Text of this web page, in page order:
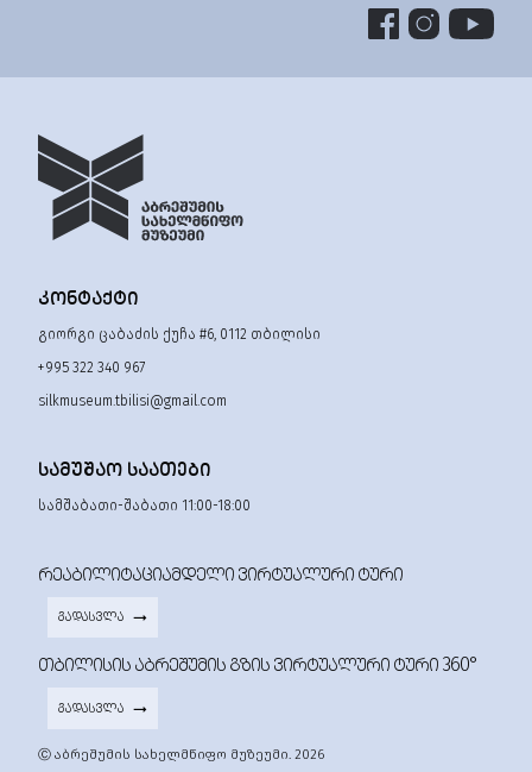
ᲙᲝᲜᲢᲐᲥᲢᲘ
გიორგი ცაბაძის ქუჩა #6, 0112 თბილისი
+995 322 340 967
silkmuseum.tbilisi@gmail.com
ᲡᲐᲛᲣᲨᲐᲝ ᲡᲐᲐᲗᲔᲑᲘ
სამშაბათი-შაბათი 11:00-18:00
ᲠᲔᲐᲑᲘᲚᲘᲢᲐᲪᲘᲐᲛᲓᲔᲚᲘ ᲕᲘᲠᲢᲣᲐᲚᲣᲠᲘ ᲢᲣᲠᲘ
ᲒᲐᲓᲐᲡᲕᲚᲐ
ᲗᲑᲘᲚᲘᲡᲘᲡ ᲐᲑᲠᲔᲨᲣᲛᲘᲡ ᲒᲖᲘᲡ ᲕᲘᲠᲢᲣᲐᲚᲣᲠᲘ ᲢᲣᲠᲘ 360°
ᲒᲐᲓᲐᲡᲕᲚᲐ
Ⓒ აბრეშუმის სახელმწიფო მუზეუმი. 2026